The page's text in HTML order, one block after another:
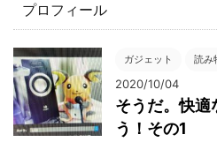
プロフィール
ガジェット 読み
2020/10/04
そうだ。快適
う！その1